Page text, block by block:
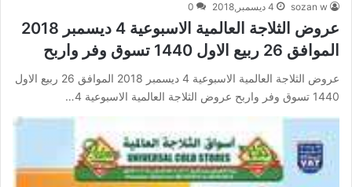
sozan w 4 ديسمبر,2018 0
عروض الثلاجة العالمية الاسبوعية 4 ديسمبر 2018
الموافق 26 ربيع الاول 1440 تسوق وفر واربح
عروض الثلاجة العالمية الاسبوعية 4 ديسمبر 2018 الموافق 26 ربيع الاول
1440 تسوق وفر واربح عروض الثلاجة العالمية الاسبوعية 4…